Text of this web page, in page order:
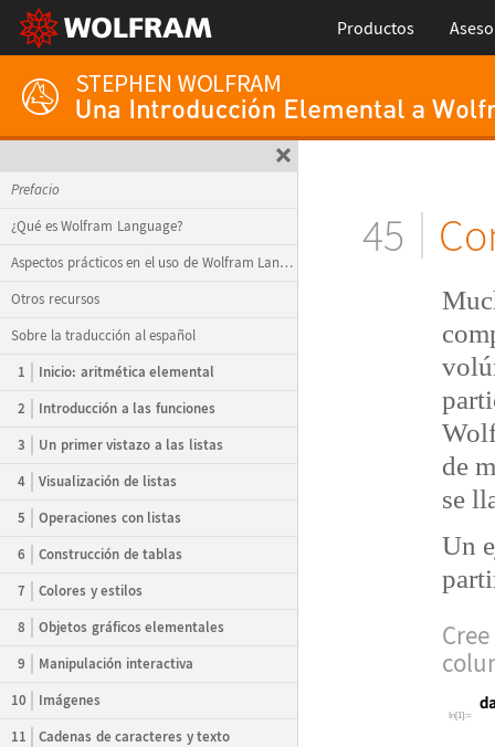
Productos
Prefacio
¿Qué es Wolfram Language?
Aspectos prácticos en el uso de Wolfram Language
Otros recursos
Sobre la traducción al español
1
Inicio: aritmética elemental
2
Introducción a las funciones
3
Un primer vistazo a las listas
4
Visualización de listas
5
Operaciones con listas
6
Construcción de tablas
7
Colores y estilos
8
Objetos gráficos elementales
9
Manipulación interactiva
10
Imágenes
11
Cadenas de caracteres y texto
45
volú
de
se
Un
In[1]:=